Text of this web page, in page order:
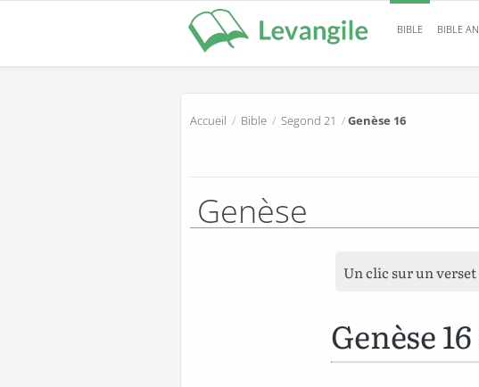
BIBLE BIBLE
Accueil / Bible / Segond 21 /Genèse 16
Genèse
Un clic sur un
Genèse 16